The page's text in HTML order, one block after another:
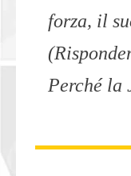
forza, il
Perché la